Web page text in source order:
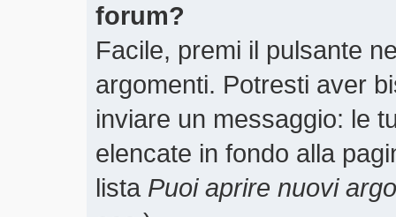
forum?
Facile, premi il pulsante
argomenti. Potresti aver
inviare un messaggio: le
elencate in fondo alla
lista Puoi aprire nuovi